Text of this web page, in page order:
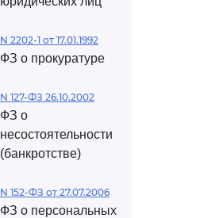
N 2202-1 от 17.01.1992
ФЗ о прокуратуре
N 127-ФЗ 26.10.2002
ФЗ о
несостоятельности
(банкротстве)
N 152-ФЗ от 27.07.2006
ФЗ о персональных